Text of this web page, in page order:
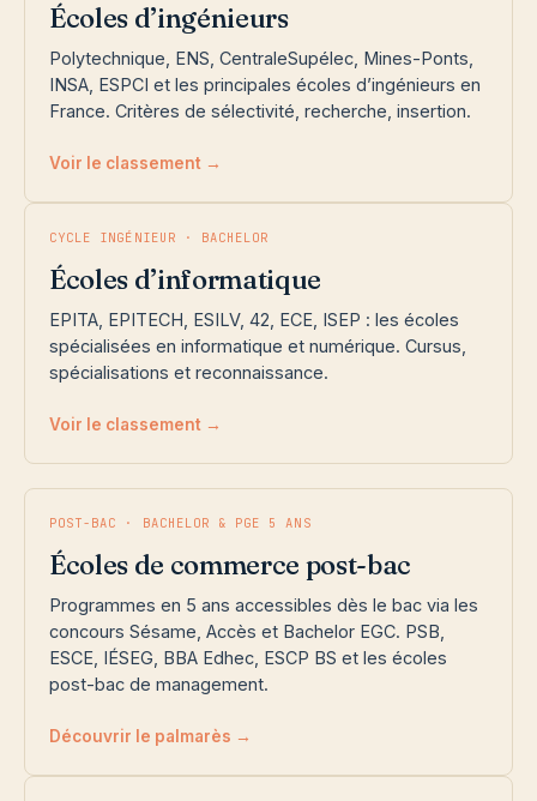
Écoles d’ingénieurs
Polytechnique, ENS, CentraleSupélec, Mines-Ponts,
INSA, ESPCI et les principales écoles d’ingénieurs en
France. Critères de sélectivité, recherche, insertion.
Voir le classement →
CYCLE INGÉNIEUR · BACHELOR
Écoles d’informatique
EPITA, EPITECH, ESILV, 42, ECE, ISEP : les écoles
spécialisées en informatique et numérique. Cursus,
spécialisations et reconnaissance.
Voir le classement →
POST-BAC · BACHELOR & PGE 5 ANS
Écoles de commerce post-bac
Programmes en 5 ans accessibles dès le bac via les
concours Sésame, Accès et Bachelor EGC. PSB,
ESCE, IÉSEG, BBA Edhec, ESCP BS et les écoles
post-bac de management.
Découvrir le palmarès →